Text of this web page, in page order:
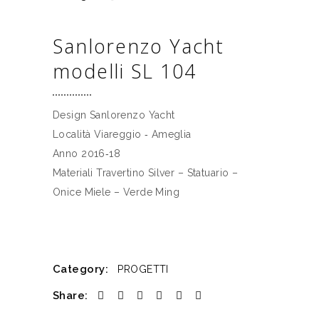
Sanlorenzo Yacht
modelli SL 104
Design Sanlorenzo Yacht
Località Viareggio ‐ Ameglia
Anno 2016‐18
Materiali Travertino Silver – Statuario –
Onice Miele – Verde Ming
Category: PROGETTI
Share: